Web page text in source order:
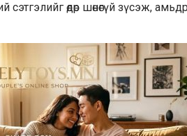
өдөр шөнөгүй зүсэж,